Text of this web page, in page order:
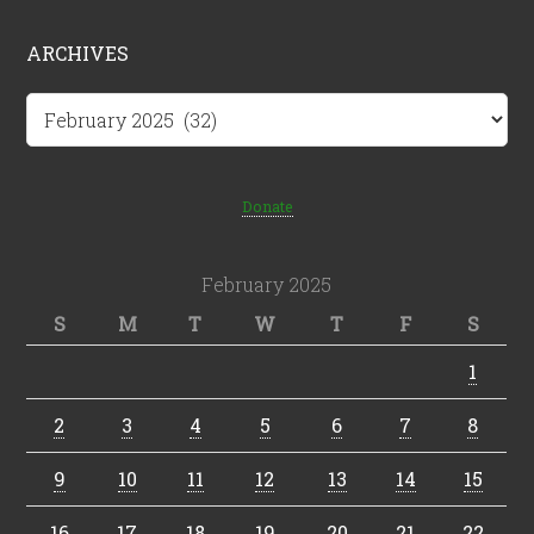
ARCHIVES
Archives
Donate
February 2025
S
M T W T F
S
1
2 3 4 5 6 7 8
9 10 11 12 13 14 15